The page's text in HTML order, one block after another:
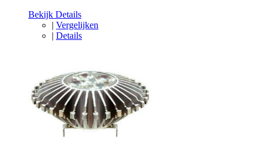
Bekijk Details
| Vergelijken
| Details